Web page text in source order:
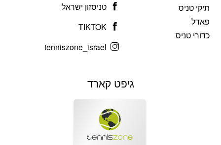
תיקי טניס
פאדל
כדורי טניס
טניסזון ישראל
TIKTOK
tenniszone_israel
גיפט קארד